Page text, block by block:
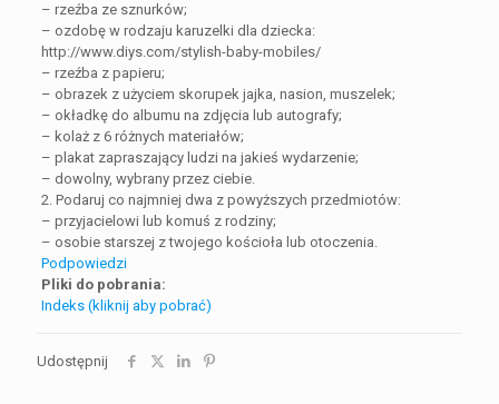
– rzeźba ze sznurków;
– ozdobę w rodzaju karuzelki dla dziecka:
http://www.diys.com/stylish-baby-mobiles/
– rzeźba z papieru;
– obrazek z użyciem skorupek jajka, nasion, muszelek;
– okładkę do albumu na zdjęcia lub autografy;
– kolaż z 6 różnych materiałów;
– plakat zapraszający ludzi na jakieś wydarzenie;
– dowolny, wybrany przez ciebie.
2. Podaruj co najmniej dwa z powyższych przedmiotów:
– przyjacielowi lub komuś z rodziny;
– osobie starszej z twojego kościoła lub otoczenia.
Podpowiedzi
Pliki do pobrania:
Indeks (kliknij aby pobrać)
Udostępnij